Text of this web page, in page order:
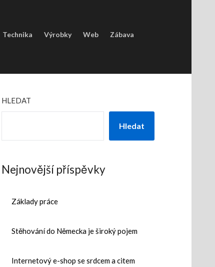
Technika Výrobky Web Zábava
HLEDAT
Hledat
Nejnovější příspěvky
Základy práce
Stěhování do Německa je široký pojem
Internetový e-shop se srdcem a citem